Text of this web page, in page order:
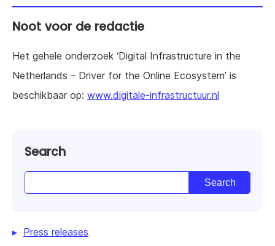
Noot voor de redactie
Het gehele onderzoek ‘Digital Infrastructure in the
Netherlands – Driver for the Online Ecosystem’ is
beschikbaar op: www.digitale-infrastructuur.nl
Search
Press releases